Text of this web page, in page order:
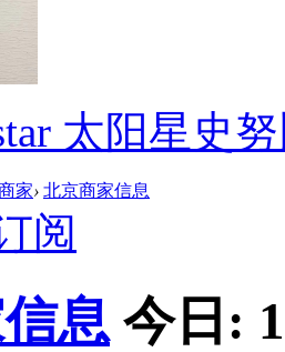
太阳星史
家› 北京商家信息
阅
息 今日: 1